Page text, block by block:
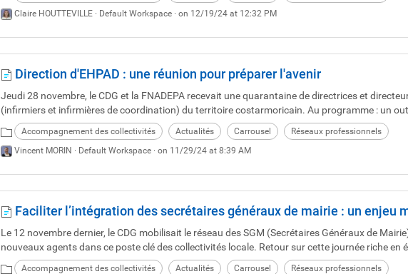
Claire HOUTTEVILLE · Default Workspace · on 12/19/24 at 12:32 PM
Direction d'EHPAD : une réunion pour préparer l'avenir
Jeudi 28 novembre, le CDG et la FNADEPA recevait une quarantaine de directrices et
(infirmiers et infirmières de coordination) du territoire costarmoricain. Au programme : un
Accompagnement des collectivités Actualités Carrousel
Réseaux professionnels
Vincent MORIN · Default Workspace · on 11/29/24 at 8:39 AM
Faciliter l’intégration des secrétaires généraux de mairie : un enjeu
Le 12 novembre dernier, le CDG mobilisait le réseau des SGM (Secrétaires Généraux de
nouveaux agents dans ce poste clé des collectivités locale. Retour sur cette journée riche en
Accompagnement des collectivités Actualités Carrousel
Réseaux professionnels